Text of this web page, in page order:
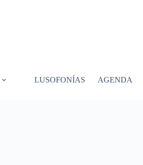
LUSOFONÍAS AGENDA